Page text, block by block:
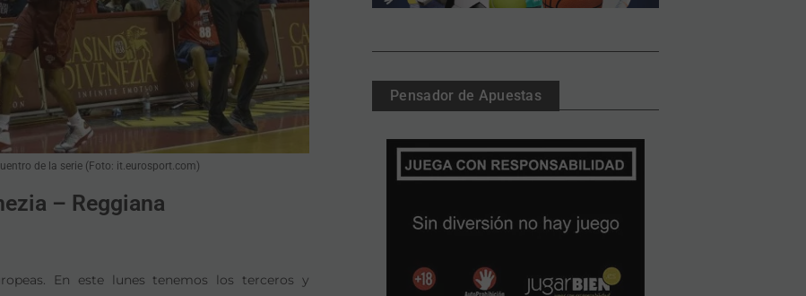
de la serie (Foto: it.eurosport.com)
– Reggiana
En este lunes tenemos los terceros y
Pensador de Apuestas